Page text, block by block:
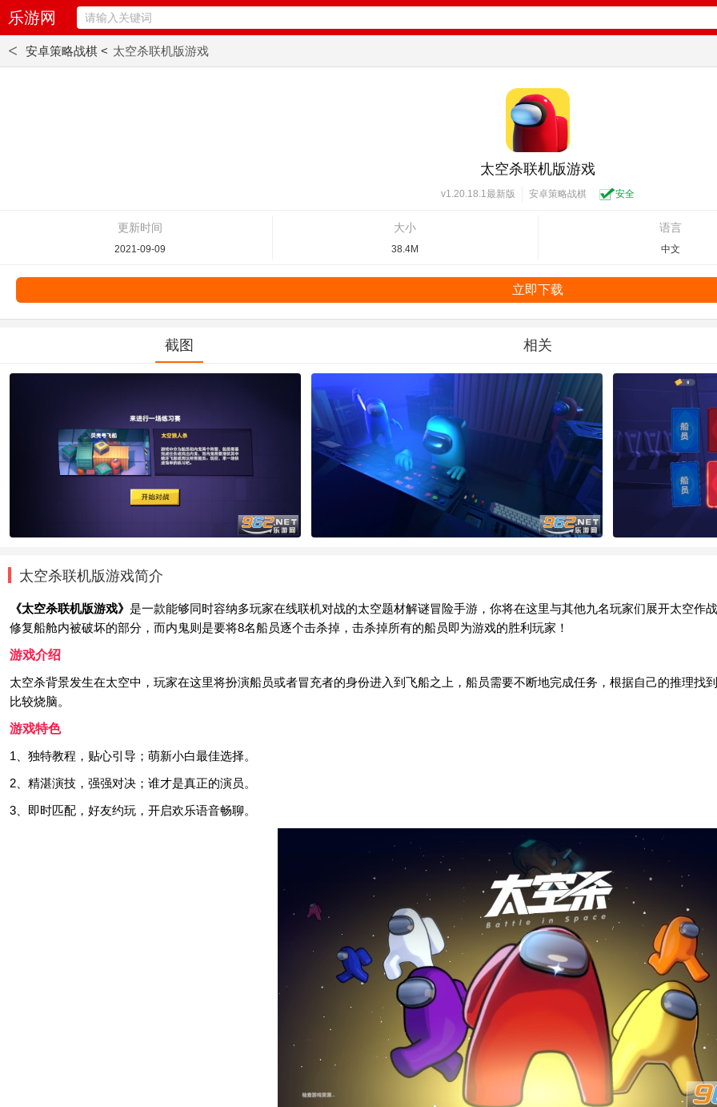
乐游网
< 安卓策略战棋 < 太空杀联机版游戏
太空杀联机版游戏
v1.20.18.1最新版 安卓策略战棋 安全
更新时间
2021-09-09
大小
38.4M
语言
中文
立即下载
截图 相关
太空杀联机版游戏简介
《太空杀联机版游戏》 是一款能够同时容纳多玩家在线联机对战的太空题材解谜冒险手游，你将在这里与其他九名玩家们展开太空作
修复船舱内被破坏的部分，而内鬼则是要将8名船员逐个击杀掉，击杀掉所有的船员即为游戏的胜利玩家！
游戏介绍
太空杀背景发生在太空中，玩家在这里将扮演船员或者冒充者的身份进入到飞船之上，船员需要不断地完成任务，根据自己的推理找
比较烧脑。
游戏特色
1、独特教程，贴心引导；萌新小白最佳选择。
2、精湛演技，强强对决；谁才是真正的演员。
3、即时匹配，好友约玩，开启欢乐语音畅聊。